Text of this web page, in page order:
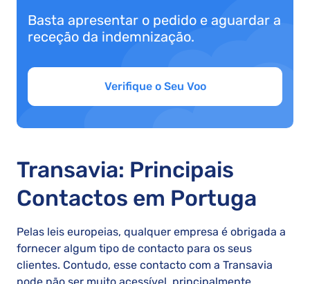
Basta apresentar o pedido e aguardar a
receção da indemnização.
Verifique o Seu Voo
Transavia: Principais
Contactos em Portuga
Pelas leis europeias, qualquer empresa é obrigada a
fornecer algum tipo de contacto para os seus
clientes. Contudo, esse contacto com a Transavia